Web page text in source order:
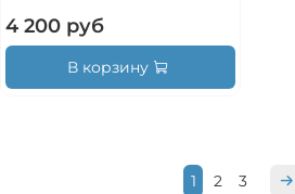
4 200 руб
В корзину
1 2 3